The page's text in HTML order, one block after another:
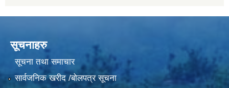
सूचनाहरु
सूचना तथा समाचार
सार्वजनिक खरीद /बोलपत्र सूचना